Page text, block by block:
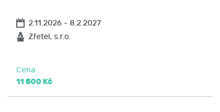
2.11.2026 - 8.2.2027
Zřetel, s.r.o.
Cena:
11 500 Kč